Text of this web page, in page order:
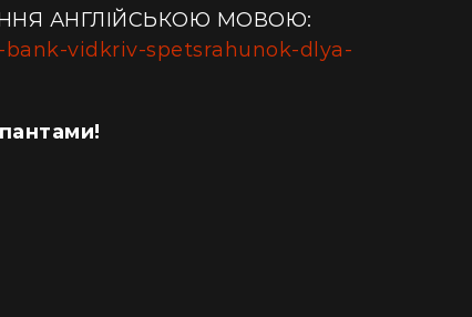
АНГЛІЙСЬКОЮ МОВОЮ:
vidkriv-spetsrahunok-dlya-